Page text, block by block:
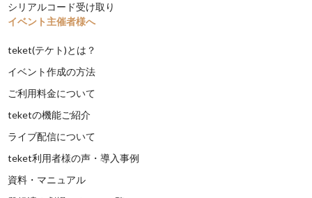
シリアルコード受け取り
イベント主催者様へ
teket(テケト)とは？
イベント作成の方法
ご利用料金について
teketの機能ご紹介
ライブ配信について
teket利用者様の声・導入事例
資料・マニュアル